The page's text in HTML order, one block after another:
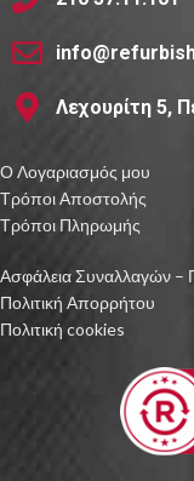
Λεχουρίτη 5,
Ο Λογαριασμός μου
Τρόποι Αποστολής
Τρόποι Πληρωμής
Ασφάλεια Συναλλαγών –
Πολιτική Απορρήτου
Πολιτική cookies